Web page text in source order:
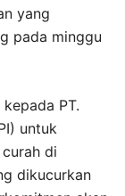
yang
pada minggu
PT.
untuk
di
dikucurkan